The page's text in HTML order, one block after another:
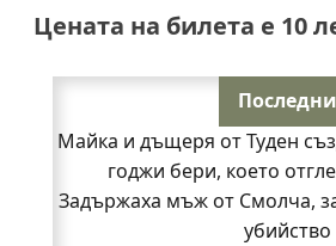
Цената на билета е 10
Последни
Майка и дъщеря от Туден
годжи бери, което
Задържаха мъж от Смолча,
убийство